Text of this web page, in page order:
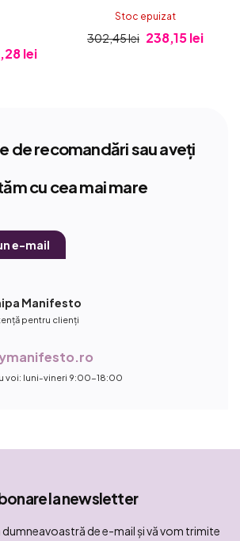
lei
Stoc epuizat
302,45 lei 238,15 lei
de recomandări sau aveți
cu cea mai mare
e-mail
Manifesto
pentru clienți
voi: luni-vineri 9:00-18:00
la newsletter
de e-mail şi vă vom trimite